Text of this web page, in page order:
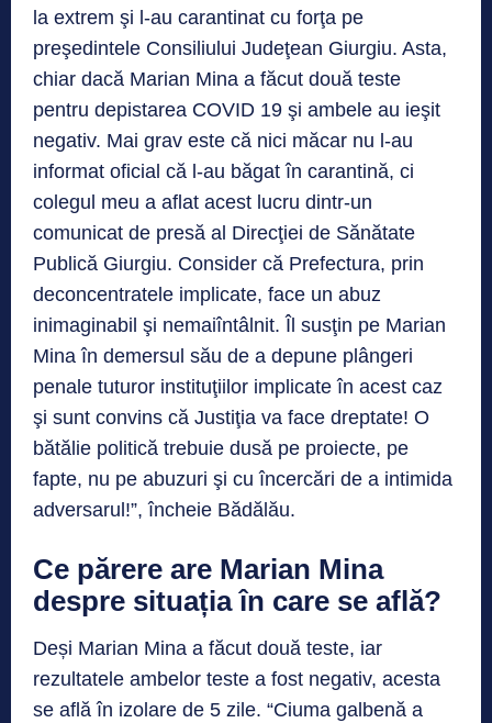
la extrem şi l-au carantinat cu forţa pe
preşedintele Consiliului Judeţean Giurgiu. Asta,
chiar dacă Marian Mina a făcut două teste
pentru depistarea COVID 19 şi ambele au ieşit
negativ. Mai grav este că nici măcar nu l-au
informat oficial că l-au băgat în carantină, ci
colegul meu a aflat acest lucru dintr-un
comunicat de presă al Direcţiei de Sănătate
Publică Giurgiu. Consider că Prefectura, prin
deconcentratele implicate, face un abuz
inimaginabil şi nemaiîntâlnit. Îl susţin pe Marian
Mina în demersul său de a depune plângeri
penale tuturor instituţiilor implicate în acest caz
şi sunt convins că Justiţia va face dreptate! O
bătălie politică trebuie dusă pe proiecte, pe
fapte, nu pe abuzuri şi cu încercări de a intimida
adversarul!”, încheie Bădălău.
Ce părere are Marian Mina
despre situația în care se află?
Deși Marian Mina a făcut două teste, iar
rezultatele ambelor teste a fost negativ, acesta
se află în izolare de 5 zile. “Ciuma galbenă a